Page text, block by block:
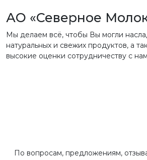
АО «Северное
Мы делаем всё, чтобы Вы могли
натуральных и свежих продуктов, а
высокие оценки сотрудничеству с
По вопросам, предложениям,